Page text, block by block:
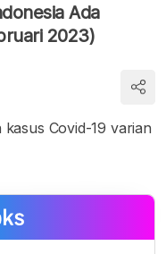
Ada
2023)
Covid-19 varian